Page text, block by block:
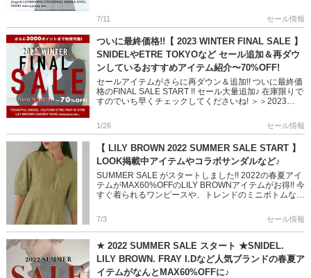
7/11 セール情報
ついに最終価格!!【 2023 WINTER FINAL SALE 】
SNIDELやETRE TOKYOなど セール追加＆再ダウ
ンしているおすすめアイテム紹介〜70%OFF!
セールアイテムがさらに再ダウン＆追加!! ついに最終価
格のFINAL SALE START !! セール大量追加♪ 在庫限りで
すのでいち早くチェックしてくださいね! ＞＞2023
1/26 セール情報
【 LILY BROWN 2022 SUMMER SALE START 】
LOOK掲載中アイテムやコラボサンダルなど♪
SUMMER SALE がスタートしました!! 2022の春夏アイ
テムがMAX60%OFFのLILY BROWNアイテムがお得!! 今
すぐ着られるワンピースや、トレンドのミニボトムなど
7/3 セール情報
★ 2022 SUMMER SALE スタート ★SNIDEL.
LILY BROWN. FRAY I.Dなど人気ブランドの春夏ア
イテムがなんとMAX60%OFFに♪